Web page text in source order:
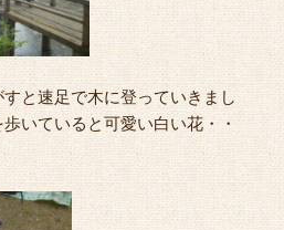
と速足で木に登っていきまし
いていると可愛い白い花・・